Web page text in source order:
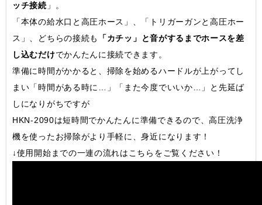
ッチ接続 」。
「本体の給水口と高圧ホース」、「トリガーガンと高圧ホー
ス」、どちらの接続も
「カチッ」と音がするまでホースを差
し込むだけでかんたんに接続できます。
準備に時間がかかると、掃除を始めるハードルが上がってし
まい「時間がある時に…」「また今度でいいか…」と先延ば
しになりがちですが
HKN-2090は短時間でかんたんに準備できるので、高圧洗浄
機を使ったお掃除がより手軽に、身近になります！
↓使用開始までの一連の流れはこちらをご覧ください！